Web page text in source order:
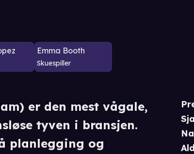
Emma Booth
Skuespiller
er den mest vågale,
tyven i bransjen.
planlegging og